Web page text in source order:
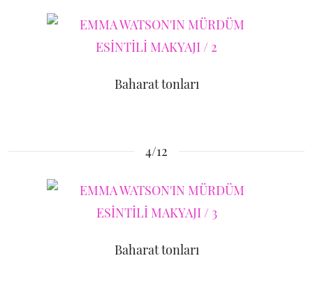
Baharat tonları
4/12
Baharat tonları